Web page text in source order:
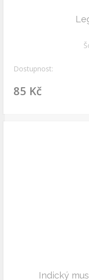
Dostupnost:
85 Kč
Indický